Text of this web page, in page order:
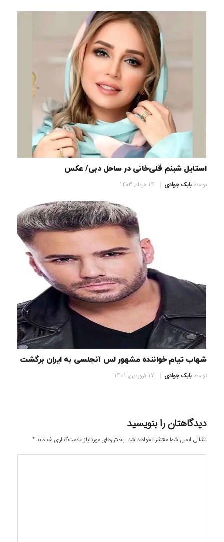
استایل شبنم قلی‌خانی در ساحل دبی/ عکس
توسطبابک جوادی 14 مرداد, 1403
شهاب تیام خواننده مشهور لس آنجلسی به ایران برگشت
توسطبابک جوادی 17 فروردین, 1401
دیدگاهتان را بنویسید
نشانی ایمیل شما منتشر نخواهد شد. بخش‌های موردنیاز علامت‌گذاری شده‌اند*